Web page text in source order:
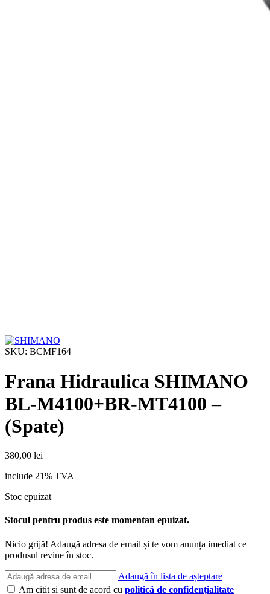
SKU: BCMF164
Frana Hidraulica SHIMANO
BL-M4100+BR-MT4100 –
(Spate)
380,00 lei
include 21% TVA
Stoc epuizat
Stocul pentru produs este momentan epuizat.
Nicio grijă! Adaugă adresa de email și te vom anunța imediat ce
produsul revine în stoc.
Adaugă în lista de așteptare
Am citit si sunt de acord cu politică de confidențialitate